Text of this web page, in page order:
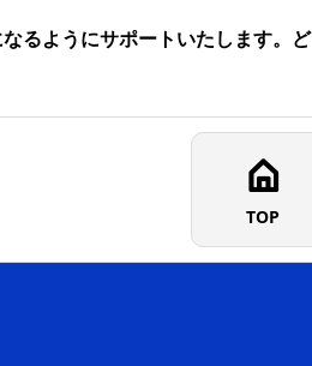
るようにサポートいたします。ど
TOP